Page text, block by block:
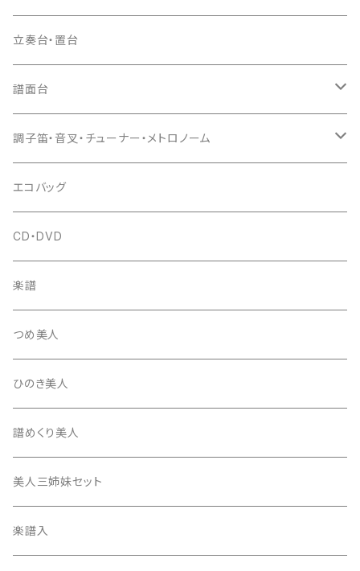
爪駒入
猫足入
爪ばさみ
箏柱
柱入
平柱入
三角柱入
琴台
13絃用琴台（低）
13絃用琴台（高）
桐柱箱
消音フェルト
根緒
糸
(丸三) 寿糸
はつね糸
駒
地唄駒
長唄駒
糸駒入
爪駒入
撥入
一丁撥入
三角撥入（ファスナー式）
撥
長唄・民謡撥
地唄撥
撥さや
撥滑り止めゴム
ひざゴム・胴ゴム・おひざもと
天神袋
手拍子（チャンチャン）
当り鉦
シュモク（当り鉦バチ）
箏（本体）
三味線（本体）
立奏台・置台
譜面台
座奏用譜面台
立奏用譜面台
調子笛・音叉・チューナー・メトロノーム
調子笛・音叉
チューナー・メトロノーム
エコバッグ
CD・DVD
楽譜
つめ美人
ひのき美人
譜めくり美人
美人三姉妹セット
楽譜入